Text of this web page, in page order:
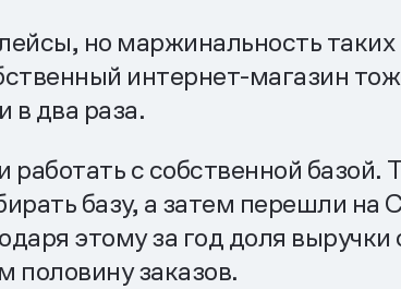
но маржинальность
интернет-магазин
в два раза.
с собственной базой.
базу, а затем перешли на
этому за год доля
половину заказов.